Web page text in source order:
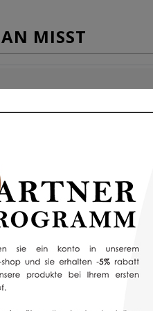
MISST